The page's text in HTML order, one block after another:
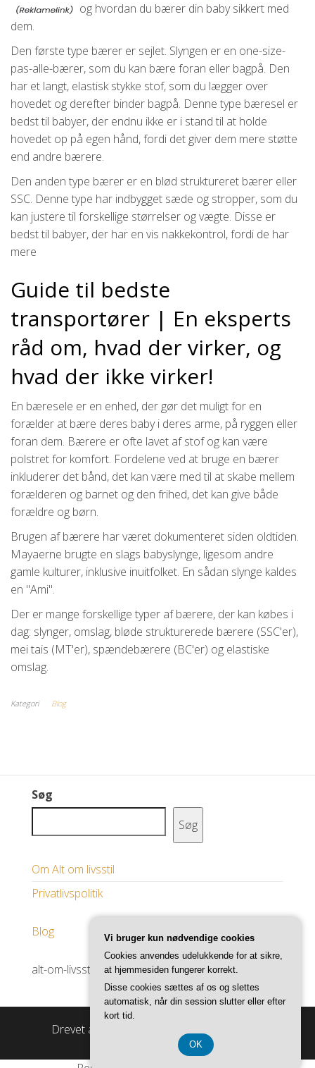
og hvordan du bærer din baby sikkert med
dem.
Den første type bærer er sejlet. Slyngen er en one-size-
pas-alle-bærer, som du kan bære foran eller bagpå. Den
har et langt, elastisk stykke stof, som du lægger over
hovedet og derefter binder bagpå. Denne type bæresel er
bedst til babyer, der endnu ikke er i stand til at holde
hovedet op på egen hånd, fordi det giver dem mere støtte
end andre bærere.
Den anden type bærer er en blød struktureret bærer eller
SSC. Denne type har indbygget sæde og stropper, som du
kan justere til forskellige størrelser og vægte. Disse er
bedst til babyer, der har en vis nakkekontrol, fordi de har
mere
Guide til bedste
transportører | En eksperts
råd om, hvad der virker, og
hvad der ikke virker!
En bæresele er en enhed, der gør det muligt for en
forælder at bære deres baby i deres arme, på ryggen eller
foran dem. Bærere er ofte lavet af stof og kan være
polstret for komfort. Fordelene ved at bruge en bærer
inkluderer det bånd, det kan være med til at skabe mellem
forælderen og barnet og den frihed, det kan give både
forældre og børn.
Brugen af bærere har været dokumenteret siden oldtiden.
Mayaerne brugte en slags babyslynge, ligesom andre
gamle kulturer, inklusive inuitfolket. En sådan slynge kaldes
en "Ami".
Der er mange forskellige typer af bærere, der kan købes i
dag: slynger, omslag, bløde strukturerede bærere (SSC'er),
mei tais (MT'er), spændebærere (BC'er) og elastiske
omslag.
Kategori Blog
Søg
Søg
Om Alt om livsstil
Privatlivspolitik
Blog
alt-om-livsstil.dk
Drevet af
Vi bruger kun nødvendige cookies
Cookies anvendes udelukkende for at sikre,
at hjemmesiden fungerer korrekt.
Disse cookies sættes af os og slettes
automatisk, når din session slutter eller efter
kort tid.
OK